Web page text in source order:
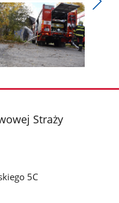
Straży
5C